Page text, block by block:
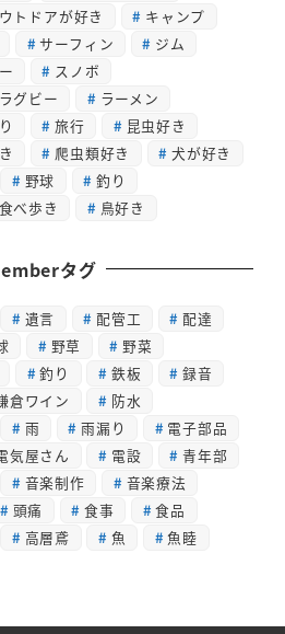
トドアが好き
キャンプ
サーフィン
ジム
スノボ
ラグビー
ラーメン
旅行
昆虫好き
爬虫類好き
犬が好き
野球
釣り
食べ歩き 鳥好き
タグ
遺言 配管工
配達
野草
野菜
釣り 鉄板
録音
倉ワイン
防水
雨 雨漏り
電子部品
気屋さん 電設
青年部
音楽制作
音楽療法
頭痛 食事
食品
高層鳶 魚
魚睦